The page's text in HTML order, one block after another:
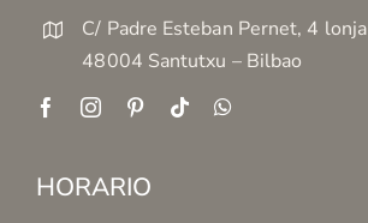
C/ Padre Esteban Pernet, 4 lonja
48004 Santutxu – Bilbao
HORARIO